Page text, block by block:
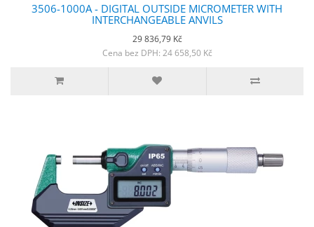
3506-1000A - DIGITAL OUTSIDE MICROMETER WITH
INTERCHANGEABLE ANVILS
29 836,79 Kč
Cena bez DPH: 24 658,50 Kč